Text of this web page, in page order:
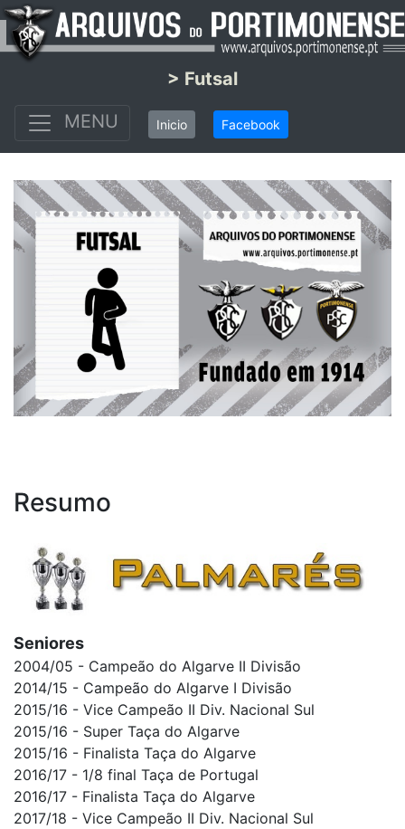
> Futsal
MENU
Inicio Facebook
Resumo
Seniores
2004/05 - Campeão do Algarve II Divisão
2014/15 - Campeão do Algarve I Divisão
2015/16 - Vice Campeão II Div. Nacional Sul
2015/16 - Super Taça do Algarve
2015/16 - Finalista Taça do Algarve
2016/17 - 1/8 final Taça de Portugal
2016/17 - Finalista Taça do Algarve
2017/18 - Vice Campeão II Div. Nacional Sul